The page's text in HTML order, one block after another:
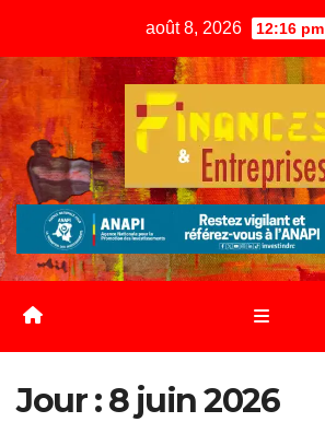
content
août 8, 2026 12:16 pm
Jour :8 juin 2026